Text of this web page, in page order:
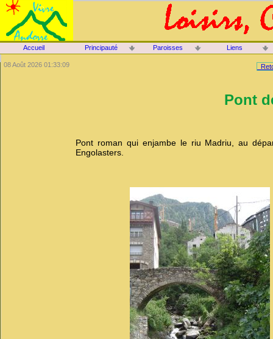
Pont
Pont roman qui enjambe le riu Madriu, au
Engolasters.
08 Août 2026 01:33:09
Accueil Principauté Paroisses Liens